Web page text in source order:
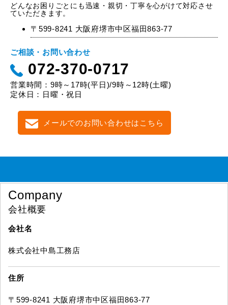
どんなお困りごとにも迅速・親切・丁寧を心がけて対応させ
ていただきます。
〒599-8241 大阪府堺市中区福田863-77
ご相談・お問い合わせ
072-370-0717
営業時間：9時～17時(平日)/9時～12時(土曜)
定休日：日曜・祝日
メールでのお問い合わせはこちら
Company
会社概要
会社名
株式会社中島工務店
住所
〒599-8241 大阪府堺市中区福田863-77